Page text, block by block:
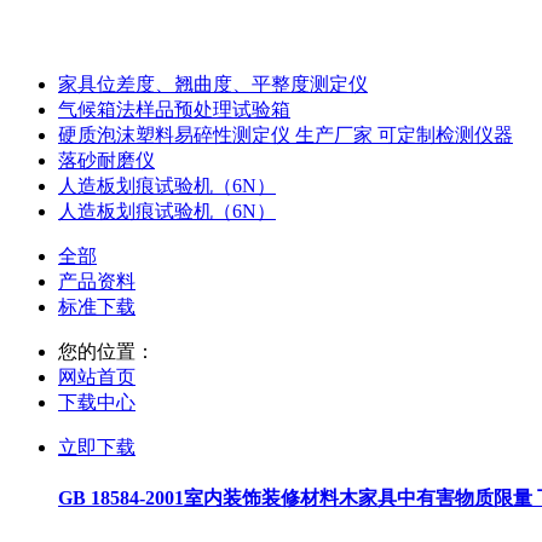
家具位差度、翘曲度、平整度测定仪
气候箱法样品预处理试验箱
硬质泡沫塑料易碎性测定仪 生产厂家 可定制检测仪器
落砂耐磨仪
人造板划痕试验机（6N）
人造板划痕试验机（6N）
全部
产品资料
标准下载
您的位置：
网站首页
下载中心
立即下载
GB 18584-2001室内装饰装修材料木家具中有害物质限量